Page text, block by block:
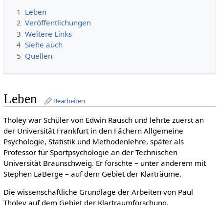
1 Leben
2 Veröffentlichungen
3 Weitere Links
4 Siehe auch
5 Quellen
Leben Bearbeiten
Tholey war Schüler von Edwin Rausch und lehrte zuerst an
der Universität Frankfurt in den Fächern Allgemeine
Psychologie, Statistik und Methodenlehre, später als
Professor für Sportpsychologie an der Technischen
Universität Braunschweig. Er forschte – unter anderem mit
Stephen LaBerge – auf dem Gebiet der Klarträume.
Die wissenschaftliche Grundlage der Arbeiten von Paul
Tholey auf dem Gebiet der Klartraumforschung,